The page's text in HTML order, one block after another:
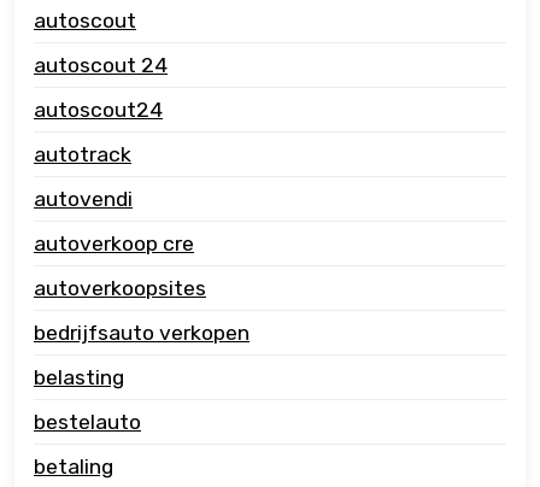
autoscout
autoscout 24
autoscout24
autotrack
autovendi
autoverkoop cre
autoverkoopsites
bedrijfsauto verkopen
belasting
bestelauto
betaling